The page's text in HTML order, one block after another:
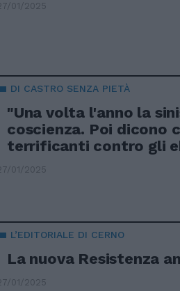
01/2025
DI CASTRO SENZA PIETÀ
"Una volta l'anno la
coscienza. Poi dicono
terrificanti contro gli
01/2025
L’EDITORIALE DI CERNO
La nuova Resistenza
01/2025